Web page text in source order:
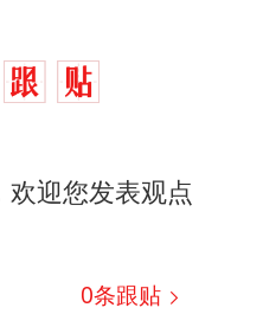
欢迎您发表观点
0条跟贴